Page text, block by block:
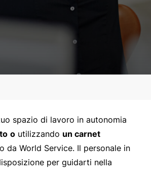
spazio di lavoro in autonomia
o utilizzando un carnet
da World Service. Il personale in
per guidarti nella